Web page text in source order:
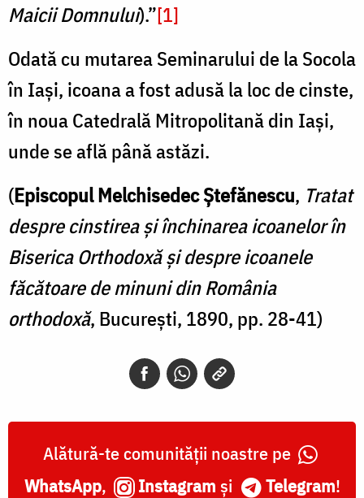
Maicii Domnului).”[1]
Odată cu mutarea Seminarului de la Socola
în Iași, icoana a fost adusă la loc de cinste,
în noua Catedrală Mitropolitană din Iași,
unde se află până astăzi.
(Episcopul Melchisedec Ştefănescu, Tratat
despre cinstirea și închinarea icoanelor în
Biserica Orthodoxă și despre icoanele
făcătoare de minuni din România
orthodoxă, București, 1890, pp. 28-41)
Alătură-te comunității noastre pe
WhatsApp, Instagram și Telegram!